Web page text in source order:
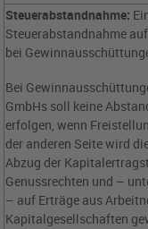
Steuerabstandnahme:
Steuerabstandnahme
bei
Bei
GmbHs soll keine
erfolgen, wenn
der anderen Seite wird
Abzug der
Genussrechten und –
– auf Erträge aus
Kapitalgesellschaften